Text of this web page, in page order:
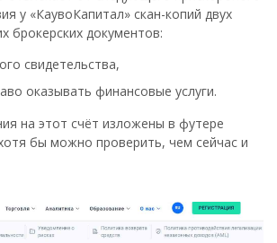
у «КаувоКапитал» скан-копий двух
брокерских документов:
свидетельства,
оказывать финансовые услуги.
на этот счёт изложены в футере
бы можно проверить, чем сейчас и